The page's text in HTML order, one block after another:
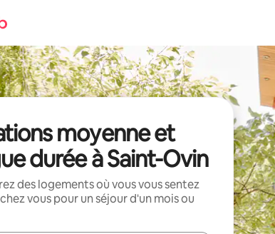
moyenne et
durée à Saint-Ovin
des logements où vous vous sentez
vous pour un séjour d'un mois ou